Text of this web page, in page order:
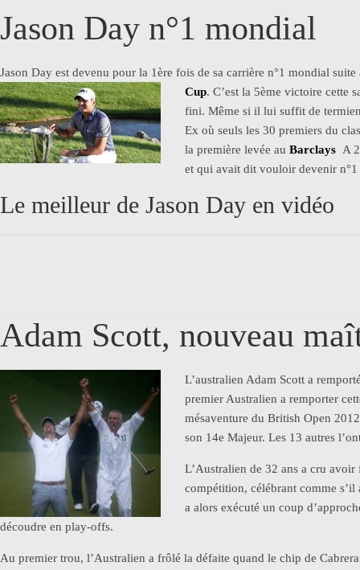
Jason Day n°1 mondial
Jason Day est devenu pour la 1ère fois de sa carrière n°1 mondial
Cup. C’est la 5ème victoire cette
fini. Même si il lui suffit de
Ex où seuls les 30 premiers du
la première levée au Barclays A
et qui avait dit vouloir devenir
Le meilleur de Jason Day en vidéo
Adam Scott, nouveau
L’australien Adam Scott a
premier Australien a remporter
mésaventure du British Open
son 14e Majeur. Les 13 autres
L’Australien de 32 ans a cru
compétition, célébrant comme
a alors exécuté un coup
découdre en play-offs.
Au premier trou, l’Australien a frôlé la défaite quand le chip de